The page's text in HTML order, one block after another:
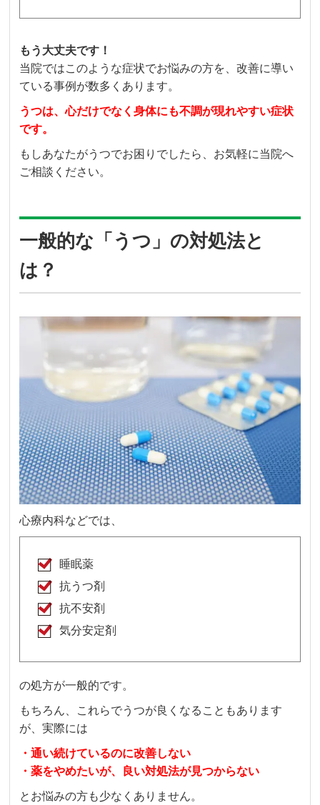
もう大丈夫です！
当院ではこのような症状でお悩みの方を、改善に導い
ている事例が数多くあります。
うつは、心だけでなく身体にも不調が現れやすい症状
です。
もしあなたがうつでお困りでしたら、お気軽に当院へ
ご相談ください。
一般的な「うつ」の対処法と
は？
心療内科などでは、
睡眠薬
抗うつ剤
抗不安剤
気分安定剤
の処方が一般的です。
もちろん、これらでうつが良くなることもあります
が、実際には
・通い続けているのに改善しない
・薬をやめたいが、良い対処法が見つからない
とお悩みの方も少なくありません。